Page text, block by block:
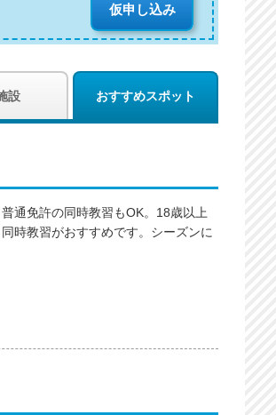
仮申し込み
設 おすすめスポット
通免許の同時教習もOK。18歳以上
時教習がおすすめです。シーズンに